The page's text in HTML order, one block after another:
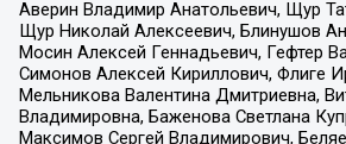
Аверин Владимир Анатольевич, Щур
Щур Николай Алексеевич, Блинушов
Мосин Алексей Геннадьевич, Гефтер
Симонов Алексей Кириллович, Флиге
Мельникова Валентина Дмитриевна,
Владимировна, Баженова Светлана
Максимов Сергей Владимирович,